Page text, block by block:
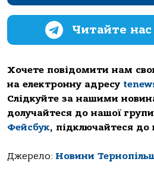
Читайте
Хочете повідомити нам
на електронну адресу
Слідкуйте за нашими
долучайтеся до нашої
Фейсбук, підключайтеся до
Джерело: Новини